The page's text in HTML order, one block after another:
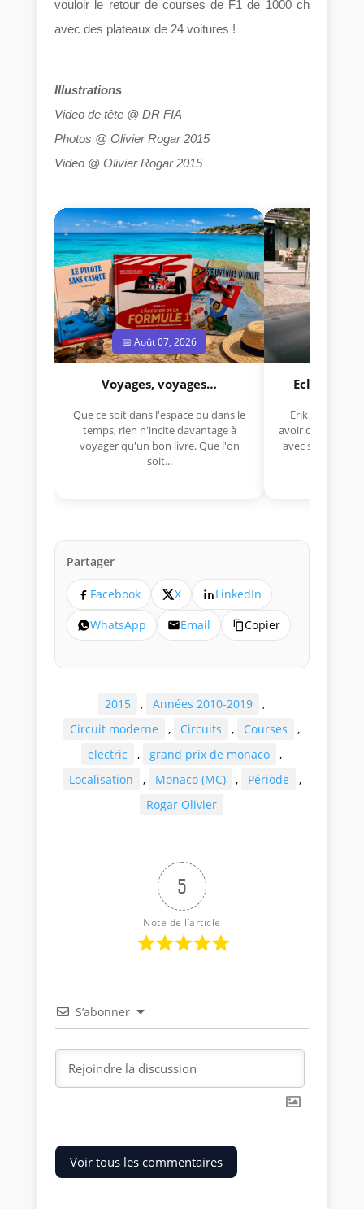
vouloir le retour de courses de F1 de 1000 ch
avec des plateaux de 24 voitures !
Illustrations
Video de tête @ DR FIA
Photos @ Olivier Rogar 2015
Video @ Olivier Rogar 2015
📅 Août 07, 2026
Voyages, voyages…
Que ce soit dans l'espace ou dans le
temps, rien n'incite davantage à
voyager qu'un bon livre. Que l'on
soit...
Eclectica
Erik Comas,
avoir déjà
avec sa Lancia
Partager
Facebook X
LinkedIn
WhatsApp
Email Copier
2015 , Années 2010-2019
,
Circuit moderne
, Circuits , Courses
,
electric
, grand prix de monaco
,
Localisation
, Monaco (MC) , Période
,
Rogar Olivier
5
Note de l’article
S’abonner
Voir tous les commentaires